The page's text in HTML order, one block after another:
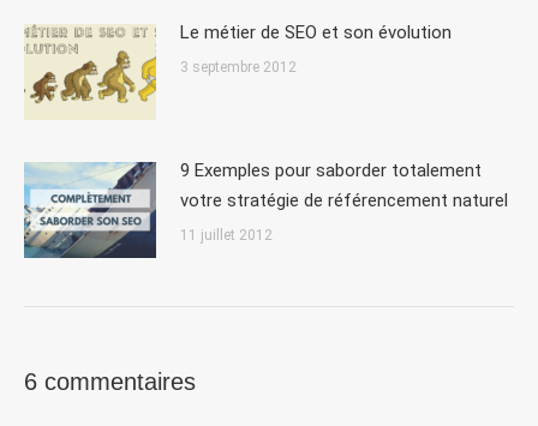
Le métier de SEO et son évolution
3 septembre 2012
9 Exemples pour saborder totalement
votre stratégie de référencement naturel
11 juillet 2012
6 commentaires